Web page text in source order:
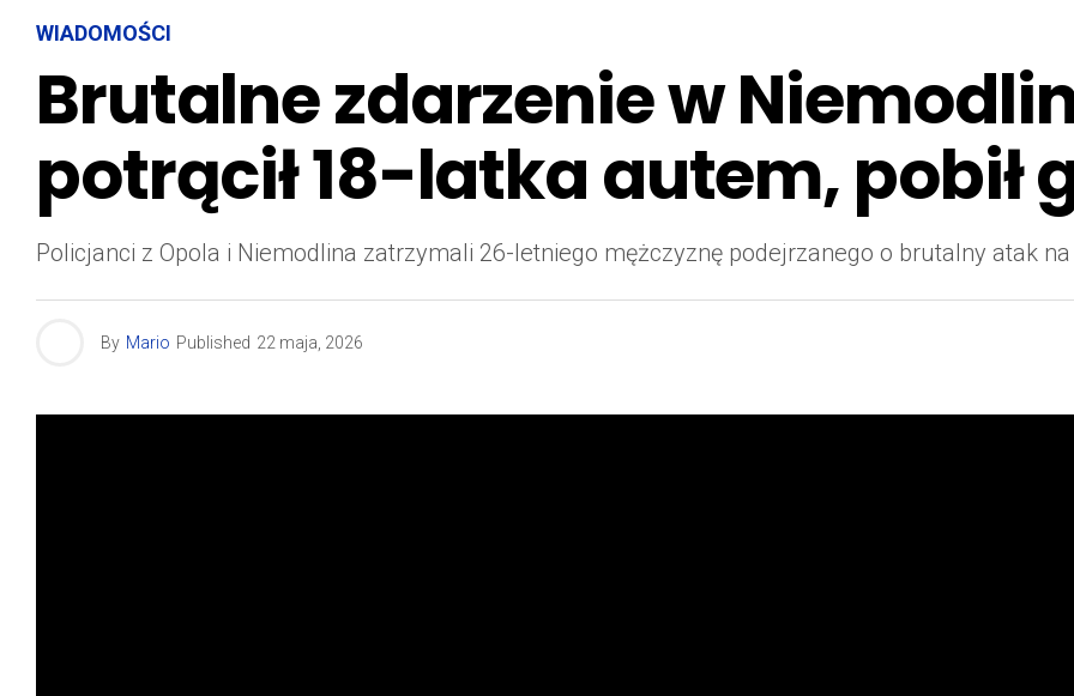
WIADOMOŚCI
Brutalne zdarzenie w
potrącił 18-latka autem, pobił
Policjanci z Opola i Niemodlina zatrzymali 26-letniego mężczyznę podejrzanego o brutalny atak
By Mario Published 22 maja, 2026